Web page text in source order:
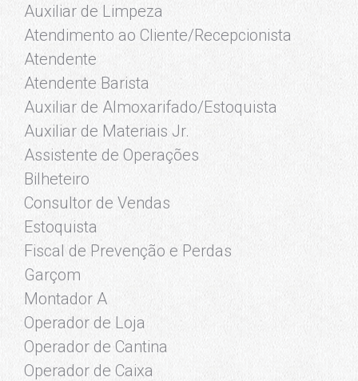
Auxiliar de Limpeza
Atendimento ao Cliente/Recepcionista
Atendente
Atendente Barista
Auxiliar de Almoxarifado/Estoquista
Auxiliar de Materiais Jr.
Assistente de Operações
Bilheteiro
Consultor de Vendas
Estoquista
Fiscal de Prevenção e Perdas
Garçom
Montador A
Operador de Loja
Operador de Cantina
Operador de Caixa